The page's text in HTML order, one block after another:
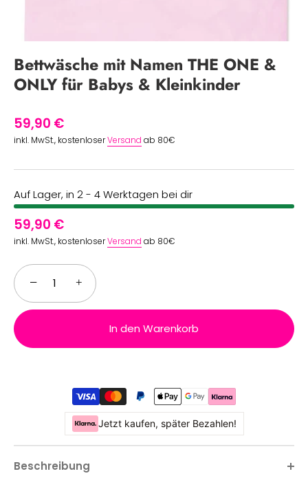
Bettwäsche mit Namen THE ONE &
ONLY für Babys & Kleinkinder
59,90 €
inkl. MwSt., kostenloserVersand ab 80€
Auf Lager, in 2 - 4 Werktagen bei dir
59,90 €
inkl. MwSt., kostenloserVersand ab 80€
− +
In den Warenkorb
Jetzt kaufen, später Bezahlen!
Beschreibung